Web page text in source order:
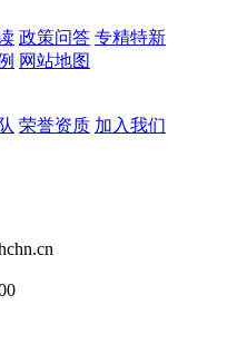
政策问答 专精特新
网站地图
荣誉资质 加入我们